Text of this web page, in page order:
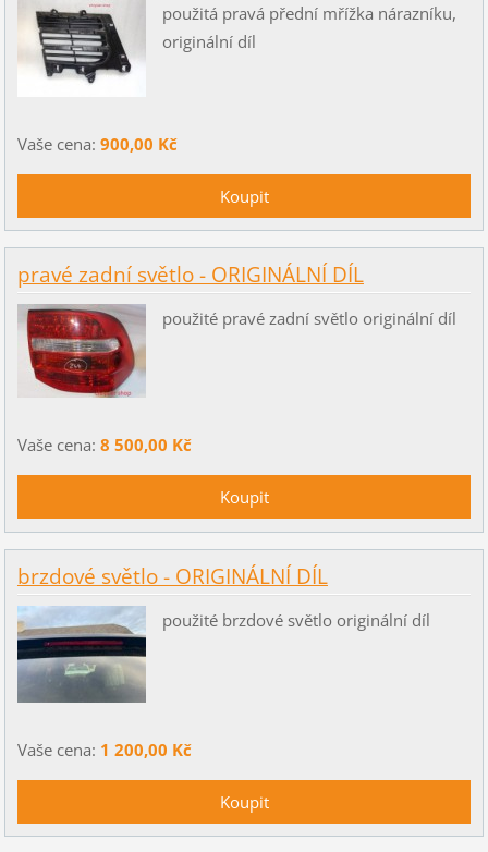
použitá pravá přední mřížka nárazníku,
originální díl
Vaše cena: 900,00 Kč
pravé zadní světlo - ORIGINÁLNÍ DÍL
použité pravé zadní světlo originální díl
Vaše cena: 8 500,00 Kč
brzdové světlo - ORIGINÁLNÍ DÍL
použité brzdové světlo originální díl
Vaše cena: 1 200,00 Kč